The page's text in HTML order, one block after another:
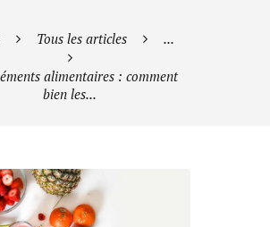
Tous les articles ...
alimentaires : comment
bien les...